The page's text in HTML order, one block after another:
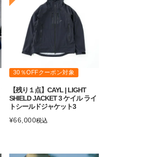
30％OFFクーポン対象
【残り１点】CAYL | LIGHT
SHIELD JACKET 3 ケイル ライ
トシールドジャケット3
¥66,000税込